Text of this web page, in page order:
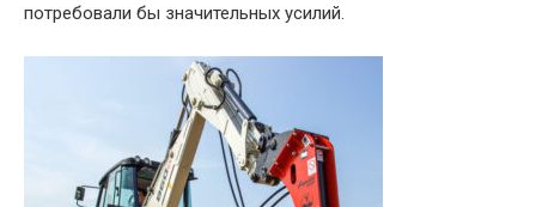
потребовали бы значительных усилий.